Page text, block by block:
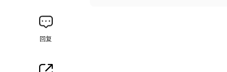
回复